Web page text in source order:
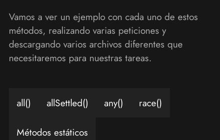
Vamos a ver un ejemplo con cada uno de estos
métodos, realizando varias peticiones y
descargando varios archivos diferentes que
necesitaremos para nuestras tareas.
all() allSettled() any() race()
Métodos estáticos